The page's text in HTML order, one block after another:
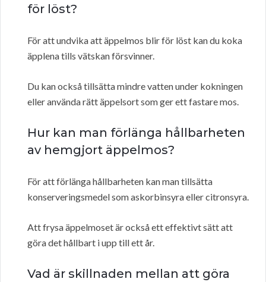
för löst?
För att undvika att äppelmos blir för löst kan du koka
äpplena tills vätskan försvinner.
Du kan också tillsätta mindre vatten under kokningen
eller använda rätt äppelsort som ger ett fastare mos.
Hur kan man förlänga hållbarheten
av hemgjort äppelmos?
För att förlänga hållbarheten kan man tillsätta
konserveringsmedel som askorbinsyra eller citronsyra.
Att frysa äppelmoset är också ett effektivt sätt att
göra det hållbart i upp till ett år.
Vad är skillnaden mellan att göra